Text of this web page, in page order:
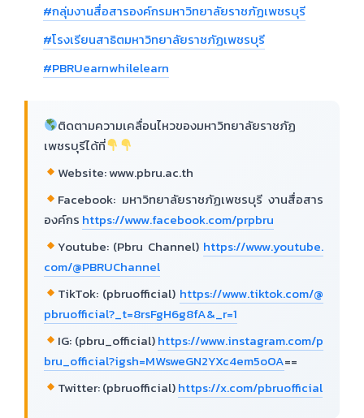
#กลุ่มงานสื่อสารองค์กรมหาวิทยาลัยราชภัฏเพชรบุรี
#โรงเรียนสาธิตมหาวิทยาลัยราชภัฏเพชรบุรี
#PBRUearnwhilelearn
ติดตามความเคลื่อนไหวของมหาวิทยาลัยราชภัฏ
เพชรบุรีได้ที่
Website: www.pbru.ac.th
Facebook: มหาวิทยาลัยราชภัฏเพชรบุรี งานสื่อสาร
องค์กร https://www.facebook.com/prpbru
Youtube: (Pbru Channel) https://www.youtube.
com/@PBRUChannel
TikTok: (pbruofficial) https://www.tiktok.com/@
pbruofficial?_t=8rsFgH6g8fA&_r=1
IG: (pbru_official)https://www.instagram.com/p
bru_official?igsh=MWsweGN2YXc4em5oOA==
Twitter: (pbruofficial)https://x.com/pbruofficial